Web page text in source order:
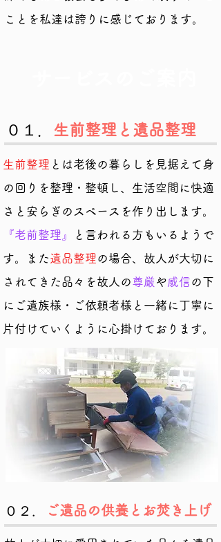
ことを私達は誇りに感じております。
０１． 生前整理と遺品整理
生前整理 とは老後の暮らしを見据えて身
の回りを整理・整頓し、生活空間に快適
さと安らぎのスペースを作り出します。
『老前整理』
と言われる方もいるようで
す。また遺品整理の場合、故人が大切に
されてきた品々を故人の尊厳や威信の下
にご遺族様・ご依頼者様と一緒に丁寧に
片付けていくように心掛けております。
０２． ご遺品の供養とお焚き上げ